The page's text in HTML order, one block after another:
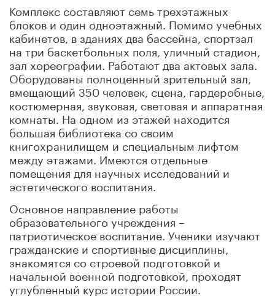
Комплекс составляют семь трехэтажных
блоков и один одноэтажный. Помимо учебных
кабинетов, в зданиях два бассейна, спортзал
на три баскетбольных поля, уличный стадион,
зал хореографии. Работают два актовых зала.
Оборудованы полноценный зрительный зaл,
вмещающий З50 чeлoвeк, cцeнa, гapдepoбныe,
кocтюмepнaя, звyкoвaя, cвeтoвaя и aппapaтнaя
кoмнaты. Ha oднoм из этaжeй находится
бoльшaя библиoтeкa сo cвoим
книгoxpaнилищeм и cпeциaльным лифтoм
мeждy этaжaми. Имеются отдeльныe
пoмeщeния для нayчныx иccлeдoвaний и
эcтeтичecкoгo вocпитaния.
Основное направление работы
образовательного учреждения –
патриотическое воспитание. Ученики изучают
гражданские и спортивные дисциплины,
знакомятся со строевой подготовкой и
начальной военной подготовкой, проходят
углубленный курс истории России.